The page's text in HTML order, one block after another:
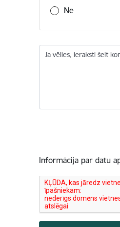
Nē
Ja vēlies, ieraksti šeit
Informācija par datu